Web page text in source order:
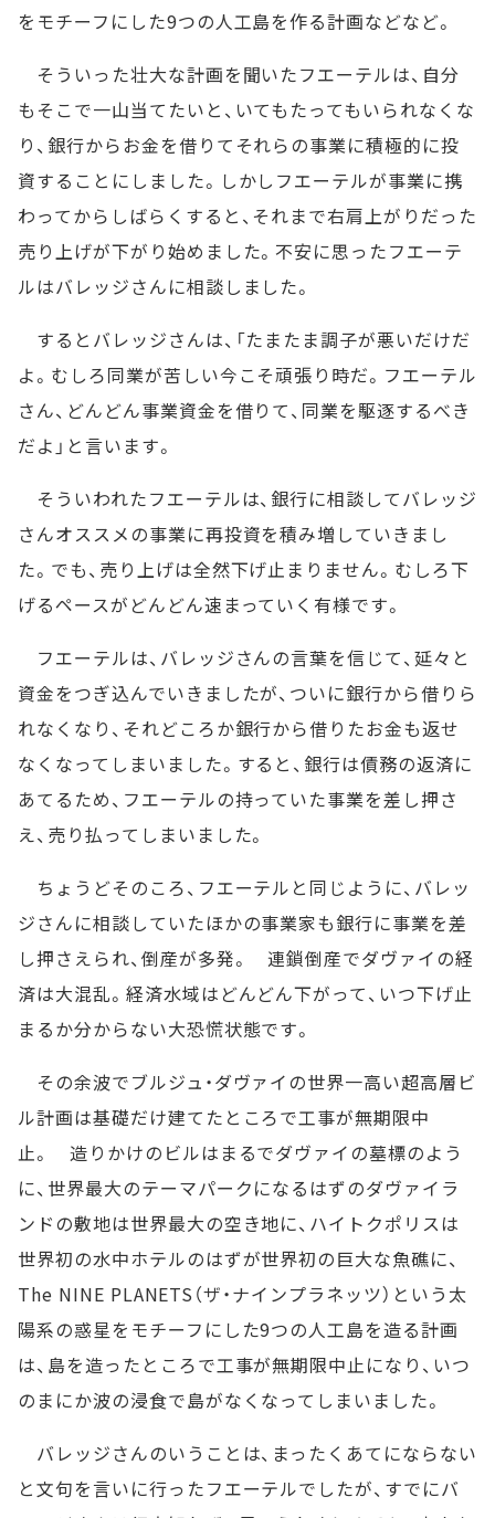
をモチーフにした9つの人工島を作る計画などなど。
そういった壮大な計画を聞いたフエーテルは、自分
もそこで一山当てたいと、いてもたってもいられなくな
り、銀行からお金を借りてそれらの事業に積極的に投
資することにしました。しかしフエーテルが事業に携
わってからしばらくすると、それまで右肩上がりだった
売り上げが下がり始めました。不安に思ったフエーテ
ルはバレッジさんに相談しました。
するとバレッジさんは、「たまたま調子が悪いだけだ
よ。むしろ同業が苦しい今こそ頑張り時だ。フエーテル
さん、どんどん事業資金を借りて、同業を駆逐するべき
だよ」と言います。
そういわれたフエーテルは、銀行に相談してバレッジ
さんオススメの事業に再投資を積み増していきまし
た。でも、売り上げは全然下げ止まりません。むしろ下
げるペースがどんどん速まっていく有様です。
フエーテルは、バレッジさんの言葉を信じて、延々と
資金をつぎ込んでいきましたが、ついに銀行から借りら
れなくなり、それどころか銀行から借りたお金も返せ
なくなってしまいました。すると、銀行は債務の返済に
あてるため、フエーテルの持っていた事業を差し押さ
え、売り払ってしまいました。
ちょうどそのころ、フエーテルと同じように、バレッ
ジさんに相談していたほかの事業家も銀行に事業を差
し押さえられ、倒産が多発。 連鎖倒産でダヴァイの経
済は大混乱。経済水域はどんどん下がって、いつ下げ止
まるか分からない大恐慌状態です。
その余波でブルジュ・ダヴァイの世界一高い超高層ビ
ル計画は基礎だけ建てたところで工事が無期限中
止。 造りかけのビルはまるでダヴァイの墓標のよう
に、世界最大のテーマパークになるはずのダヴァイラ
ンドの敷地は世界最大の空き地に、ハイトクポリスは
世界初の水中ホテルのはずが世界初の巨大な魚礁に、
The NINE PLANETS（ザ・ナインプラネッツ）という太
陽系の惑星をモチーフにした9つの人工島を造る計画
は、島を造ったところで工事が無期限中止になり、いつ
のまにか波の浸食で島がなくなってしまいました。
バレッジさんのいうことは、まったくあてにならない
と文句を言いに行ったフエーテルでしたが、すでにバ